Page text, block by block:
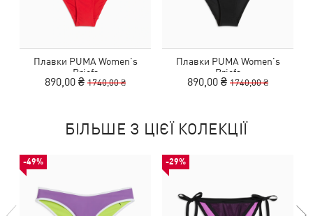
Плавки PUMA Women's
Briefs
890,00 ₴ 1740,00 ₴
Плавки PUMA Women's
Briefs
890,00 ₴ 1740,00 ₴
БІЛЬШЕ З ЦІЄЇ КОЛЕКЦІЇ
-49% -29%